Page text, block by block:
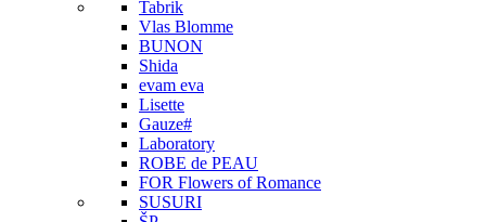
Tabrik
Vlas Blomme
BUNON
Shida
evam eva
Lisette
Gauze#
Laboratory
ROBE de PEAU
FOR Flowers of Romance
SUSURI